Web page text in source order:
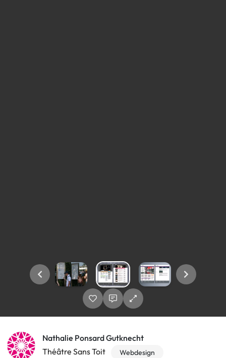
Nathalie Ponsard Gutknecht
Théâtre Sans Toit
Webdesign